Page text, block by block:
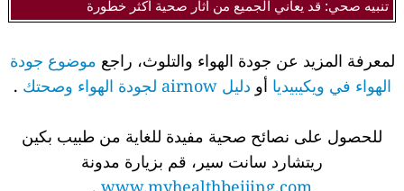
تنبيه صحي: قد يعاني الجميع من آثار صحية أكثر خطورة
لمعرفة المزيد عن جودة الهواء والتلوث، راجع موضوع جودة
الهواء في ويكيبيديا أو دليل airnow لجودة الهواء وصحتك .
للحصول على نصائح صحية مفيدة للغاية من طبيب بكين
ريتشارد سانت سير، قم بزيارة مدونة
www.myhealthbeijing.com
.